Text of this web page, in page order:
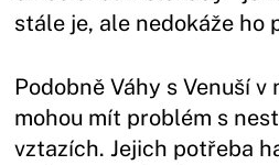
stále je, ale nedokáže ho
Podobně Váhy s Venuší v
mohou mít problém s
vztazích. Jejich potřeba